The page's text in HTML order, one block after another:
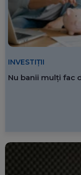
INVESTIȚII
Nu banii mulți fac